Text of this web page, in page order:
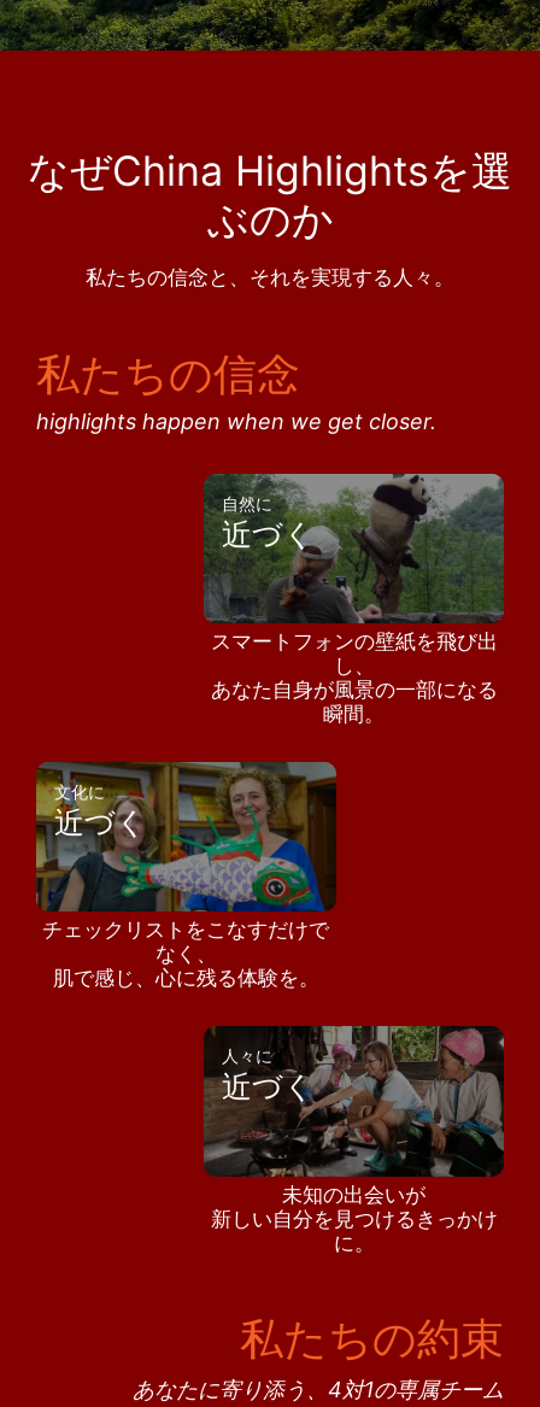
なぜChina Highlightsを選
ぶのか
私たちの信念と、それを実現する人々。
私たちの信念
highlights happen when we get closer.
自然に
近づく
スマートフォンの壁紙を飛び出
し、
あなた自身が風景の一部になる
瞬間。
文化に
近づく
チェックリストをこなすだけで
なく、
肌で感じ、心に残る体験を。
人々に
近づく
未知の出会いが
新しい自分を見つけるきっかけ
に。
私たちの約束
あなたに寄り添う、4対1の専属チーム